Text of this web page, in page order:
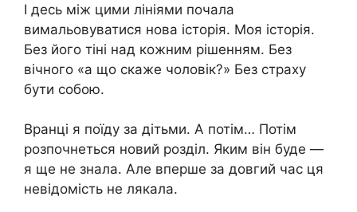
І десь між цими лініями почала
вимальовуватися нова історія. Моя історія.
Без його тіні над кожним рішенням. Без
вічного «а що скаже чоловік?» Без страху
бути собою.
Вранці я поїду за дітьми. А потім… Потім
розпочнеться новий розділ. Яким він буде —
я ще не знала. Але вперше за довгий час ця
невідомість не лякала.